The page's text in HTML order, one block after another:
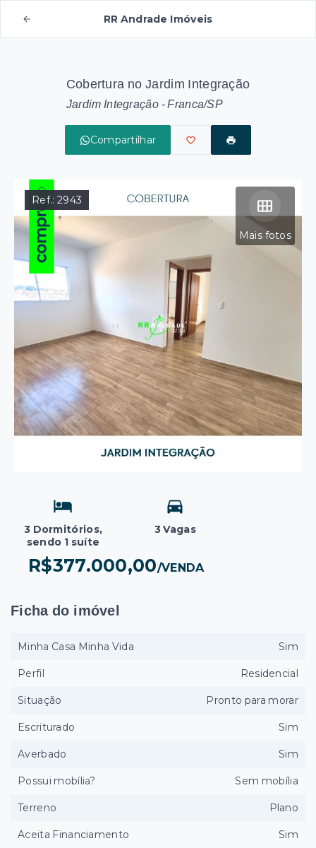
RR Andrade Imóveis
Cobertura no Jardim Integração
Jardim Integração - Franca/SP
Compartilhar
Mais fotos
Ref.:2943
3 Dormitórios,
sendo 1 suíte
3 Vagas
R$377.000,00/VENDA
Ficha do imóvel
Minha Casa Minha Vida Sim
Perfil Residencial
Situação Pronto para morar
Escriturado Sim
Averbado Sim
Possui mobília? Sem mobília
Terreno Plano
Aceita Financiamento Sim